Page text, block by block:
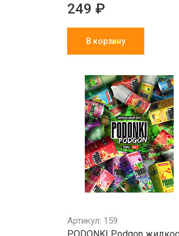
249 ₽
В корзину
Артикул: 159